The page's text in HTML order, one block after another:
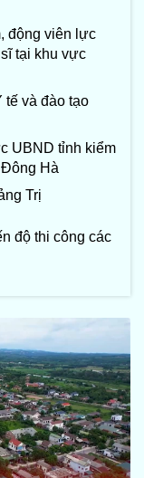
động viên lực
tại khu vực
tế và đào tạo
UBND tỉnh kiểm
Hà
Trị
độ thi công các